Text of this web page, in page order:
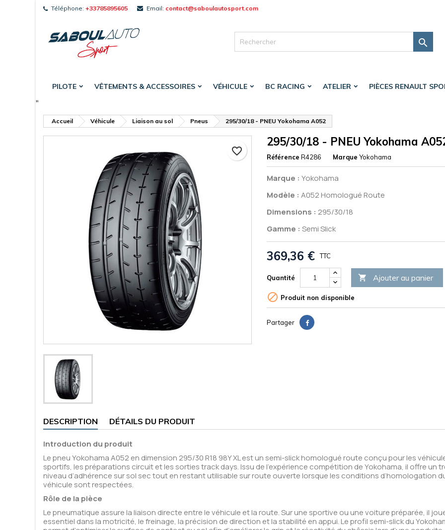
Ajouter à ma liste d'envies
Créer une nouvelle liste
Créer une liste d'envies
Connexion
Vous devez être connecté pour ajouter des produits à votre liste
Annuler
Téléphone: +33785895605 Email: contact@saboulautosport.com

PILOTE VÊTEMENTS & ACCESSOIRES VÉHICULE BC RACING ATELIER PIÈCES RENAULT
"
Accueil Véhicule Liaison au sol Pneus 295/30/18 - PNEU Yokohama A052
favorite_border
295/30/18 - PNEU Yokohama
Référence R4286 Marque Yokohama
Marque : Yokohama
Modèle : A052 Homologué Route
Dimensions : 295/30/18
Gamme : Semi Slick
369,36 € TTC
Quantité  Ajouter au panier
 Produit non disponible
Partager
DESCRIPTION DÉTAILS DU PRODUIT
Introduction du produit
Le pneu Yokohama A052 en dimension 295/30 R18 98Y XL est un semi-slick homologué route conçu pour les
sportifs, les préparations circuit et les sorties track days. Issu de l’expérience compétition de Yokohama, il offre un
niveau d’adhérence sur sol sec tout en restant utilisable sur route ouverte lorsque les conditions d’homologation
véhicule sont respectées.
Rôle de la pièce
Le pneumatique assure la liaison directe entre le véhicule et la route. Sur une sportive ou une voiture préparée, il
essentiel dans la motricité, le freinage, la précision de direction et la stabilité en appui. Le profil semi-slick du